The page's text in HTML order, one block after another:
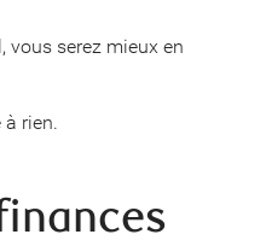
vous serez mieux en
rien.